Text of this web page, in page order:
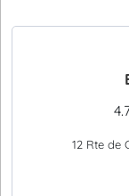
12 Rte de